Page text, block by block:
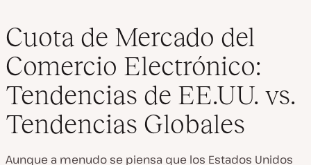
Cuota de Mercado del
Comercio Electrónico:
Tendencias de EE.UU. vs.
Tendencias Globales
Aunque a menudo se piensa que los Estados Unidos